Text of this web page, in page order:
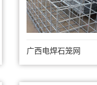
广西电焊石笼网